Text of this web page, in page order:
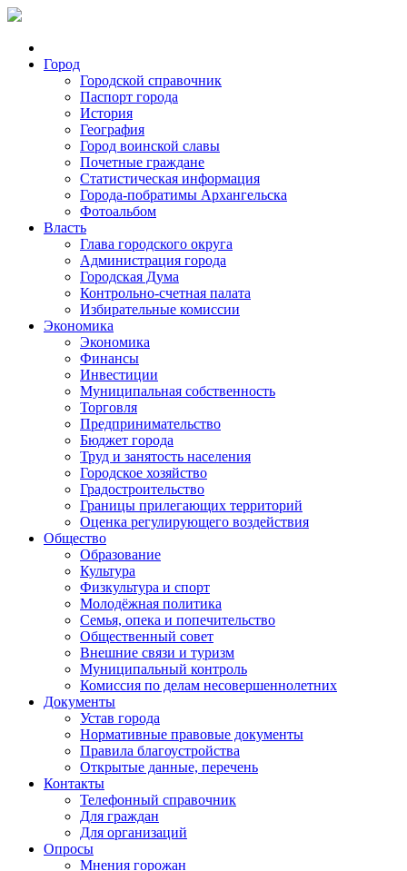
Город
Городской справочник
Паспорт города
История
География
Город воинской славы
Почетные граждане
Статистическая информация
Города-побратимы Архангельска
Фотоальбом
Власть
Глава городского округа
Администрация города
Городская Дума
Контрольно-счетная палата
Избирательные комиссии
Экономика
Экономика
Финансы
Инвестиции
Муниципальная собственность
Торговля
Предпринимательство
Бюджет города
Труд и занятость населения
Городское хозяйство
Градостроительство
Границы прилегающих территорий
Оценка регулирующего воздействия
Общество
Образование
Культура
Физкультура и спорт
Молодёжная политика
Семья, опека и попечительство
Общественный совет
Внешние связи и туризм
Муниципальный контроль
Комиссия по делам несовершеннолетних
Документы
Устав города
Нормативные правовые документы
Правила благоустройства
Открытые данные, перечень
Контакты
Телефонный справочник
Для граждан
Для организаций
Опросы
Мнения горожан